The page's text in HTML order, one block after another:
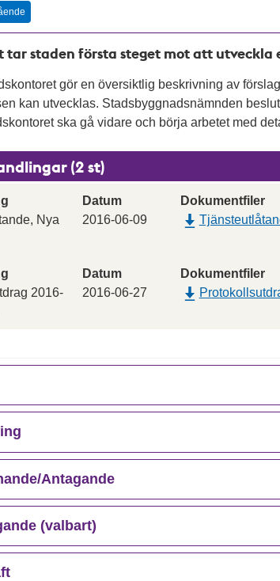
tar staden första steget mot att utveckla
gör en översiktlig beskrivning av
kan utvecklas. Stadsbyggnadsnämnden
ska gå vidare och börja arbetet med
(2 st)
Nya
Datum
2016-06-09
Dokumentfiler
2016-
Datum
2016-06-27
Dokumentfiler
Antagande
(valbart)